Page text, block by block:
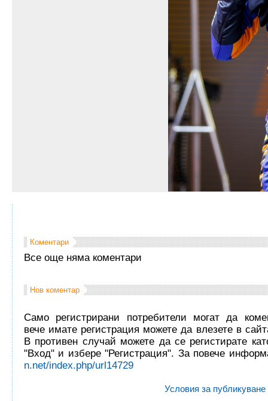
Коментари
Все още няма коментари
Нов коментар
Само регистрирани потребители могат да
вече имате регистрация можете да влезете в
В противен случай можете да се регистирате
"Вход" и избере "Регистрация". За повече
n.net/index.php/url14729
Условия за